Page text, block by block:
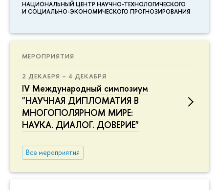
НАЦИОНАЛЬНЫЙ ЦЕНТР НАУЧНО-ТЕХНОЛОГИЧЕСКОГО
И СОЦИАЛЬНО-ЭКОНОМИЧЕСКОГО ПРОГНОЗИРОВАНИЯ
МЕРОПРИЯТИЯ
2 ДЕКАБРЯ – 4 ДЕКАБРЯ
IV Международный симпозиум
"НАУЧНАЯ ДИПЛОМАТИЯ В
МНОГОПОЛЯРНОМ МИРЕ:
НАУКА. ДИАЛОГ. ДОВЕРИЕ"
Все мероприятия